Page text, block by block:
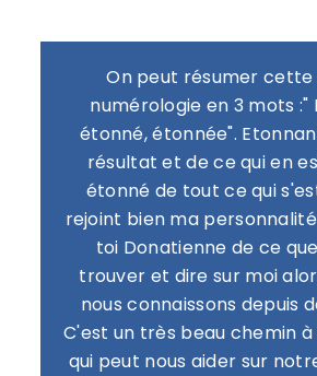
On peut résumer cette
numérologie en 3 mots :"
étonné, étonnée".
résultat et de ce qui en
étonné de tout ce qui
rejoint bien ma
toi Donatienne de ce
trouver et dire sur moi
nous connaissons depuis
C'est un très beau chemin
qui peut nous aider sur